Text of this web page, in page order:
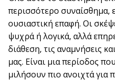
περισσότερο συναίσθημα,
ουσιαστική επαφή. Οι
ψυχρά ή λογικά, αλλά
διάθεση, τις αναμνήσεις
μας. Είναι μια περίοδος
μιλήσουν πιο ανοιχτά για